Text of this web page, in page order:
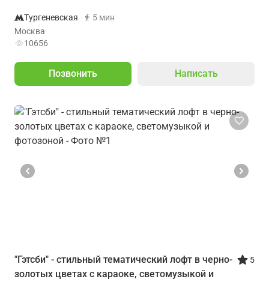
Тургеневская
5 мин
Москва
10656
Позвонить Написать
"Гэтсби" - стильный тематический лофт в черно-
золотых цветах с караоке, светомузыкой и
5